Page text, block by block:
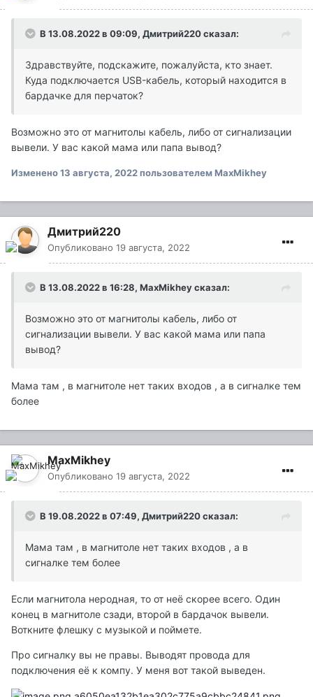
В 13.08.2022 в 09:09, Дмитрий220сказал:
Здравствуйте, подскажите, пожалуйста, кто знает.
Куда подключается USB-кабель, который находится в
бардачке для перчаток?
Возможно это от магнитолы кабель, либо от сигнализации
вывели. У вас какой мама или папа вывод?
Изменено13 августа, 2022пользователем MaxMikhey
Дмитрий220
Опубликовано 19 августа, 2022
В 13.08.2022 в 16:28, MaxMikheyсказал:
Возможно это от магнитолы кабель, либо от
сигнализации вывели. У вас какой мама или папа
вывод?
Мама там , в магнитоле нет таких входов , а в сигналке тем
более
MaxMikhey
Опубликовано 19 августа, 2022
В 19.08.2022 в 07:49, Дмитрий220сказал:
Мама там , в магнитоле нет таких входов , а в
сигналке тем более
Если магнитола неродная, то от неё скорее всего. Один
конец в магнитоле сзади, второй в бардачок вывели.
Воткните флешку с музыкой и поймете.
Про сигналку вы не правы. Выводят провода для
подключения её к компу. У меня вот такой выведен.